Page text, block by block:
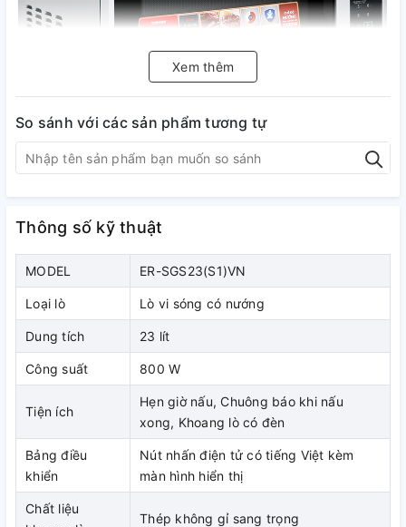
Sản phẩm đa chức năng: nấu, hâm
nóng, rã đông, nướng, với công
suất vi sóng 800 W, công suất
nướng 1000 W nấu nhanh, tiện
dụng
Xem thêm: Cách sử dụng lò vi sóng để nướng
Xem thêm
So sánh với các sản phẩm tương tự
Thông số kỹ thuật
MODEL ER-SGS23(S1)VN
Loại lò Lò vi sóng có nướng
Dung tích 23 lít
Công suất 800 W
Tiện ích
Hẹn giờ nấu, Chuông báo khi nấu
xong, Khoang lò có đèn
Bảng điều
khiển
Nút nhấn điện tử có tiếng Việt kèm
màn hình hiển thị
Chất liệu
Thép không gỉ sang trọng